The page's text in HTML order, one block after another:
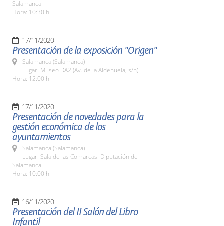
Salamanca
Hora: 10:30 h.
17/11/2020
Presentación de la exposición "Origen"
Salamanca (Salamanca)
Lugar: Museo DA2 (Av. de la Aldehuela, s/n)
Hora: 12:00 h.
17/11/2020
Presentación de novedades para la
gestión económica de los
ayuntamientos
Salamanca (Salamanca)
Lugar: Sala de las Comarcas. Diputación de
Salamanca
Hora: 10:00 h.
16/11/2020
Presentación del II Salón del Libro
Infantil